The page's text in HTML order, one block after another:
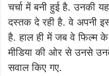
चर्चा में बनी हुई है. उनकी
दस्तक दे रही है. वे अपनी
है. हाल ही में जब वे फिल्म
मीडिया की ओर से उनसे
सवाल किए गए.